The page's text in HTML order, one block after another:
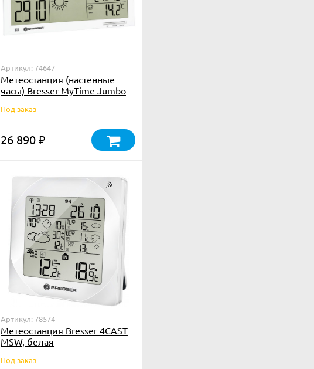
Артикул: 74647
Метеостанция (настенные
часы) Bresser MyTime Jumbo
Под заказ
26 890 ₽
Артикул: 78574
Метеостанция Bresser 4CAST
MSW, белая
Под заказ